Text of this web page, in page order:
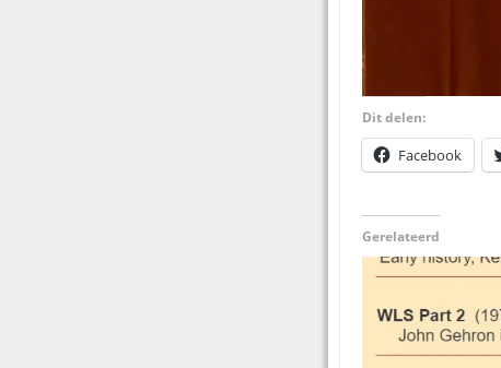
Dit delen:
Facebook
Gerelateerd